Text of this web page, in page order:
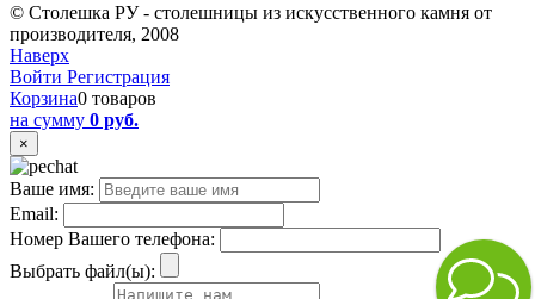
© Столешка РУ - столешницы из искусственного камня от
производителя, 2008
Наверх
Войти Регистрация
Корзина0 товаров
на сумму 0 руб.
×
Ваше имя:
Email:
Номер Вашего телефона:
Выбрать файл(ы):